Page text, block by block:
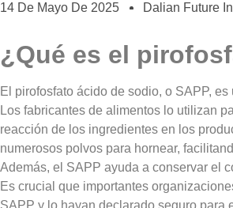
14 De Mayo De 2025 Dalian Future
¿Qué es el
El pirofosfato ácido de sodio, o SAPP,
Los fabricantes de alimentos lo utilizan
reacción de los ingredientes en los
numerosos polvos para hornear,
Además, el SAPP ayuda a conservar el
Es crucial que importantes
SAPP y lo hayan declarado seguro para